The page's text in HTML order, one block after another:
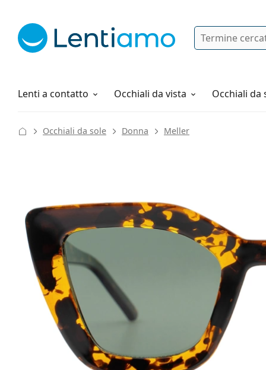
Ricerca
Lenti a contatto
Soluzioni Occhiali da vista Occhiali da
Tutto sugli acquisti
Occhiali da sole Donna Meller
Larghezza montatura
39 mm
Altezza lente
47 mm
Diametro lente (Calibro)
Diametro
lente